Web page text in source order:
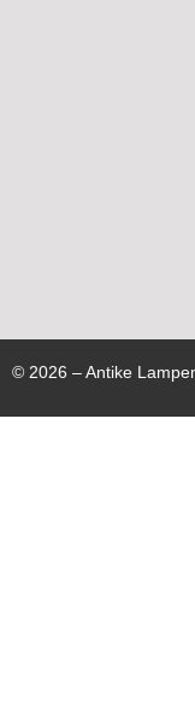
© 2026 – Antike